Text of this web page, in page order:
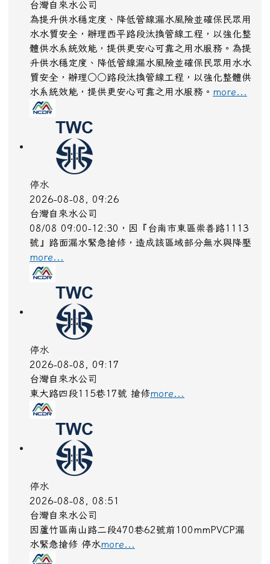
台灣自來水公司
為提升供水穩定度、降低管線漏水風險並確保民眾用
水水質安全，辦理西平路段汰換管線工程，以強化整
體供水系統效能，提供更安心可靠之用水服務。為提
升供水穩定度、降低管線漏水風險並確保民眾用水水
質安全，辦理○○路段汰換管線工程，以強化整體供
水系統效能，提供更安心可靠之用水服務。 more...
停水
2026-08-08, 09:26
台灣自來水公司
08/08 09:00-12:30，因『台南市東區崇善路1113
號』路面漏水緊急搶修，造成該區域部分無水與降壓
more...
停水
2026-08-08, 09:17
台灣自來水公司
東大路四段115巷17號 搶修more...
停水
2026-08-08, 08:51
台灣自來水公司
因蘆竹區南山路二段470巷62號前100mmPVCP漏
水緊急搶修 停水more...